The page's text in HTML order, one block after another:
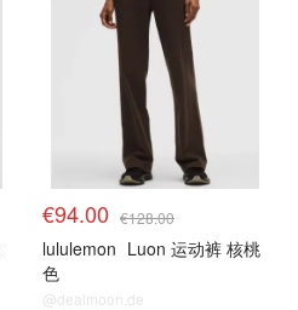
€94.00 €128.00
lululemon Luon 运动裤 核桃
色
@dealmoon.de